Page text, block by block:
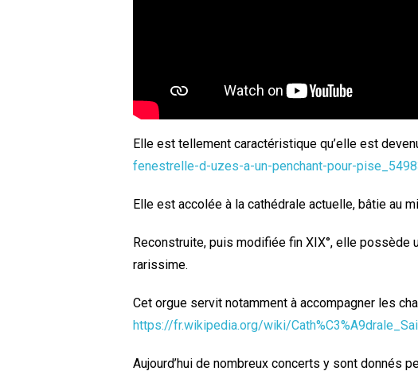
Elle est tellement caractéristique qu’elle est
fenestrelle-d-uzes-a-un-penchant-pour-
Elle est accolée à la cathédrale actuelle, bâtie au
Reconstruite, puis modifiée fin XIX°, elle possède
rarissime.
Cet orgue servit notamment à accompagner les
https://fr.wikipedia.org/wiki/
Aujourd’hui de nombreux concerts y sont donnés